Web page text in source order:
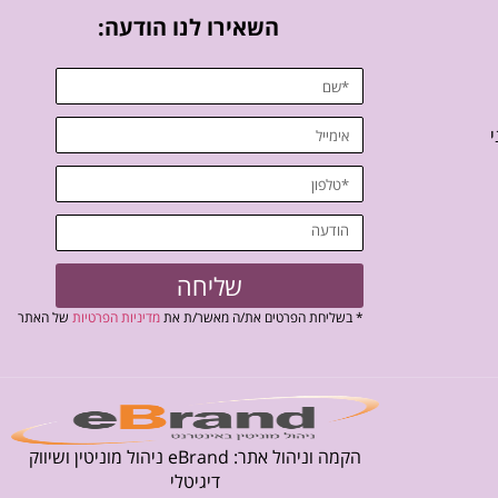
השאירו לנו הודעה:
שליחה
* בשליחת הפרטים את/ה מאשר/ת אתמדיניות הפרטיותשל האתר
הקמה וניהול אתר: eBrand ניהול מוניטין ושיווק
דיגיטלי